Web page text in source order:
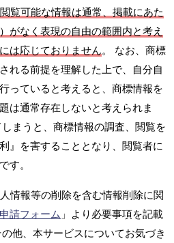
覧可能な情報は通常、掲載にあた
がなく表現の自由の範囲内と考え
は応じておりません。 なお、商標
れる前提を理解した上で、自分自
っていると考えると、商標情報を
は通常存在しないと考えられま
まうと、商標情報の調査、閲覧を
』を害することとなり、閲覧者に
す。
情報等の削除を含む情報削除に関
請フォーム 」より必要事項を記載
他、本サービスについてお気づき